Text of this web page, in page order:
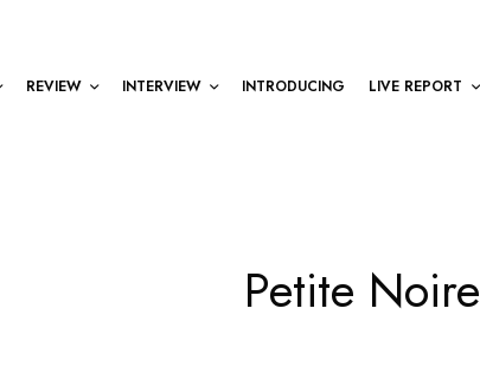
REVIEW INTERVIEW INTRODUCING LIVE REPORT
Petite Noire